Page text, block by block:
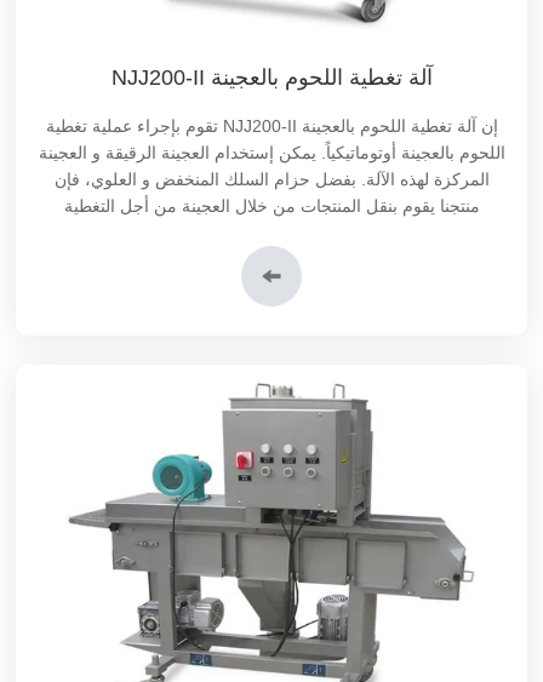
آلة تغطية اللحوم بالعجينة NJJ200-II
إن آلة تغطية اللحوم بالعجينة NJJ200-II تقوم بإجراء عملية تغطية
اللحوم بالعجينة أوتوماتيكياً. يمكن إستخدام العجينة الرقيقة و العجينة
المركزة لهذه الآلة. بفضل حزام السلك المنخفض و العلوي، فإن
منتجنا يقوم بنقل المنتجات من خلال العجينة من أجل التغطية
من المنتجات المغطاة بالعجينة.